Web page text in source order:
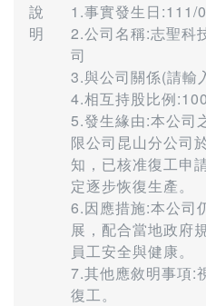
說
明
1.事實發生日:111/
2.公司名稱:志聖科
司
3.與公司關係(請輸
4.相互持股比例
5.發生緣由:本公司
限公司昆山分公司
知，已核准復工申
定逐步恢復生產。
6.因應措施:本公司
展，配合當地政府
員工安全與健康。
7.其他應敘明事項:
復工。